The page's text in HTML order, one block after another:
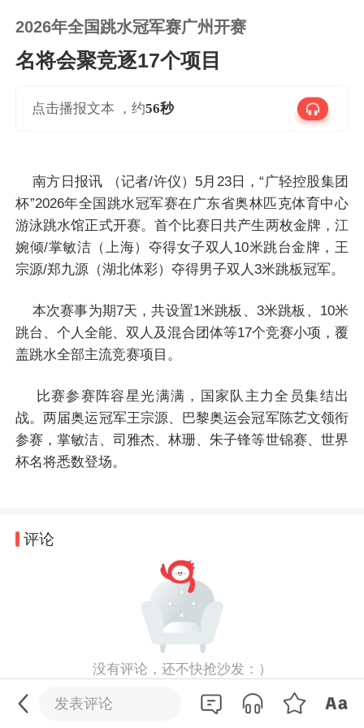
2026年全国跳水冠军赛广州开赛
名将会聚竞逐17个项目
点击播报文本 ，约56秒
南方日报讯 （记者/许仪）5月23日，“广轻控股集团
杯”2026年全国跳水冠军赛在广东省奥林匹克体育中心
游泳跳水馆正式开赛。首个比赛日共产生两枚金牌，江
婉倾/掌敏洁（上海）夺得女子双人10米跳台金牌，王
宗源/郑九源（湖北体彩）夺得男子双人3米跳板冠军。
本次赛事为期7天，共设置1米跳板、3米跳板、10米
跳台、个人全能、双人及混合团体等17个竞赛小项，覆
盖跳水全部主流竞赛项目。
比赛参赛阵容星光满满，国家队主力全员集结出
战。两届奥运冠军王宗源、巴黎奥运会冠军陈艺文领衔
参赛，掌敏洁、司雅杰、林珊、朱子锋等世锦赛、世界
杯名将悉数登场。
评论
没有评论，还不快抢沙发：）
发表评论 发送